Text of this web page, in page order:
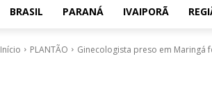
BRASIL PARANÁ IVAIPORÃ
Início PLANTÃO Ginecologista preso em